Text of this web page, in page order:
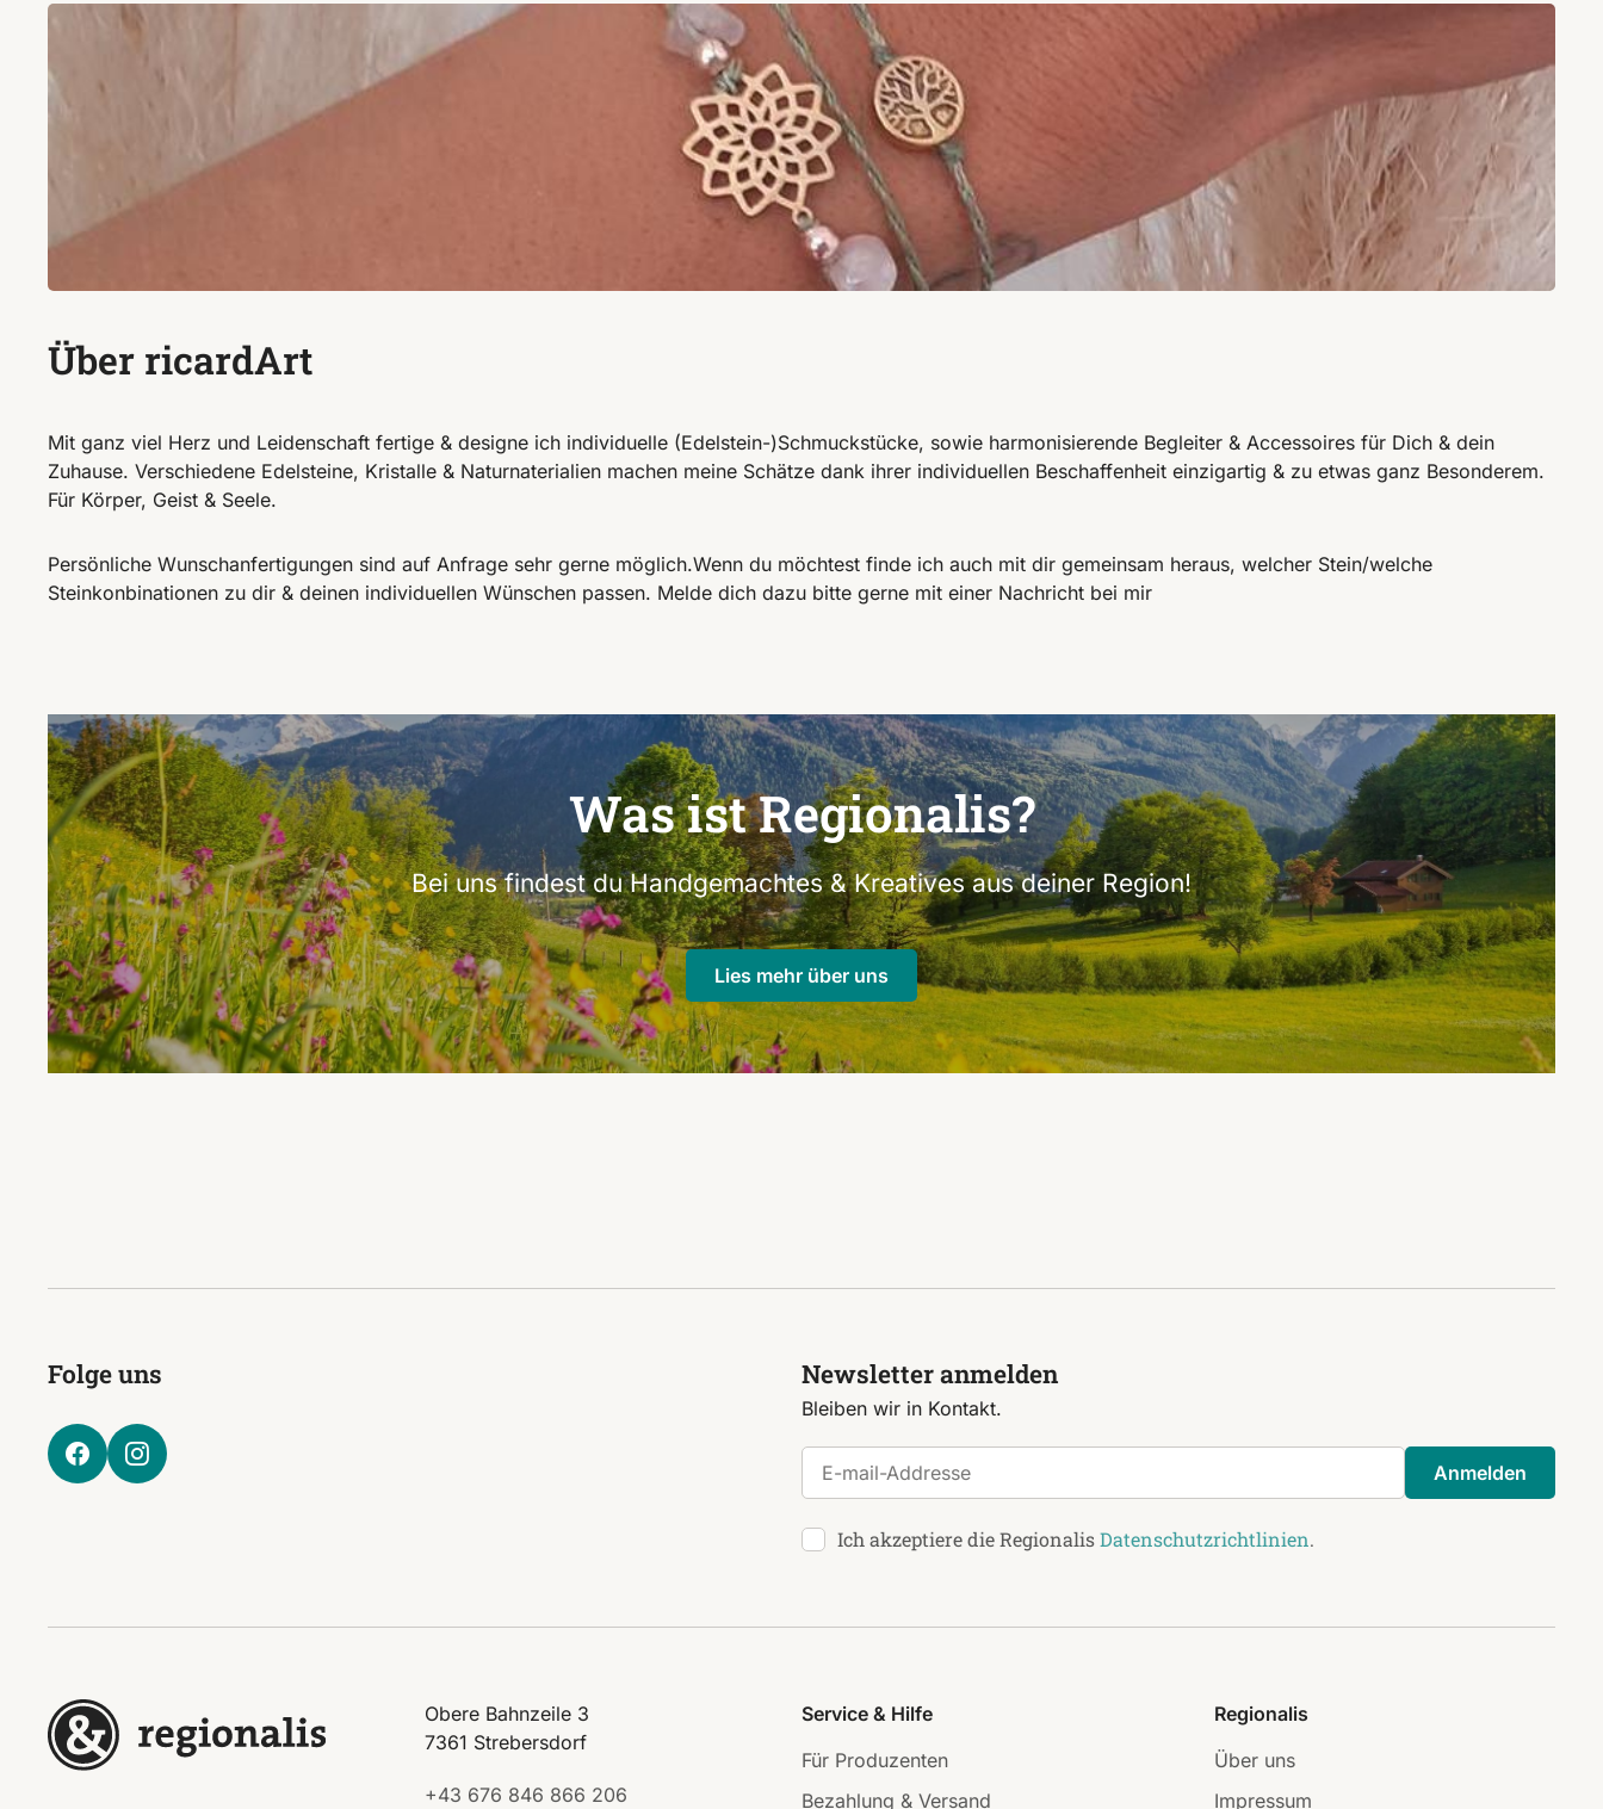
Über ricardArt
Mit ganz viel Herz und Leidenschaft fertige & designe ich individuelle (Edelstein-)Schmuckstücke, sowie harmonisierende Begleiter & Accessoires für Dich & dein
Zuhause. Verschiedene Edelsteine, Kristalle & Naturnaterialien machen meine Schätze dank ihrer individuellen Beschaffenheit einzigartig & zu etwas ganz Besonderem.
Für Körper, Geist & Seele.
Persönliche Wunschanfertigungen sind auf Anfrage sehr gerne möglich.Wenn du möchtest finde ich auch mit dir gemeinsam heraus, welcher Stein/welche
Steinkonbinationen zu dir & deinen individuellen Wünschen passen. Melde dich dazu bitte gerne mit einer Nachricht bei mir
Was ist Regionalis?
Bei uns findest du Handgemachtes & Kreatives aus deiner Region!
Lies mehr über uns
Folge uns Newsletter anmelden
Bleiben wir in Kontakt.
Anmelden
Ich akzeptiere die RegionalisDatenschutzrichtlinien.
Obere Bahnzeile 3
7361 Strebersdorf
+43 676 846 866 206
Service & Hilfe
Für Produzenten
Bezahlung & Versand
Regionalis
Über uns
Impressum